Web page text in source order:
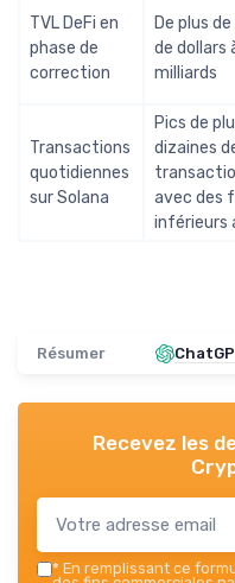
TVL DeFi en
phase de
correction
De plus
de dollars
milliards
Transactions
quotidiennes
sur Solana
Pics de
dizaines
avec des
inférieurs
Résumer
Recevez les
* En remplissant ce